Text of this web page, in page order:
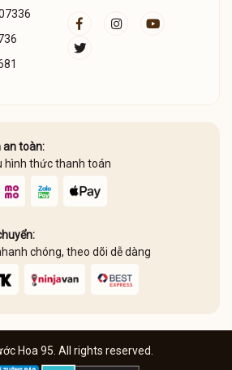
an toàn:
hình thức thanh toán
chóng, theo dõi dễ dàng
Hoa 95. All rights reserved.